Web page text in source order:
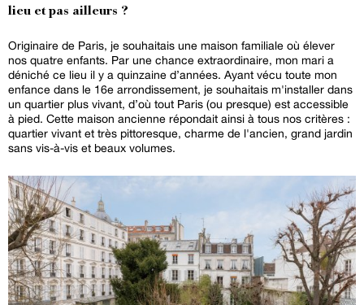
lieu et pas ailleurs ?
Originaire de Paris, je souhaitais une maison familiale où élever
nos quatre enfants. Par une chance extraordinaire, mon mari a
déniché ce lieu il y a quinzaine d’années. Ayant vécu toute mon
enfance dans le 16e arrondissement, je souhaitais m'installer dans
un quartier plus vivant, d’où tout Paris (ou presque) est accessible
à pied. Cette maison ancienne répondait ainsi à tous nos critères :
quartier vivant et très pittoresque, charme de l'ancien, grand jardin
sans vis-à-vis et beaux volumes.